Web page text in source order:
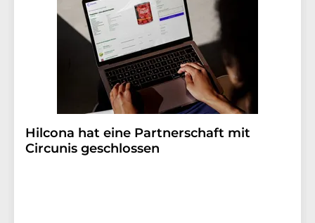
Hilcona hat eine Partnerschaft mit
Circunis geschlossen